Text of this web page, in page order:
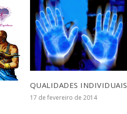
QUALIDADES INDIVIDUAIS
17 de fevereiro de 2014